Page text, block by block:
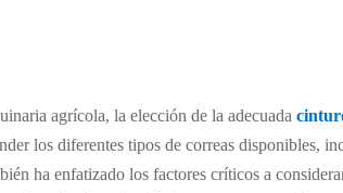
agrícola, la elección de la adecuada
los diferentes tipos de correas disponibles,
ha enfatizado los factores críticos a